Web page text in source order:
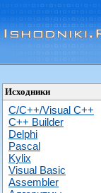
Исходники
C/C++/Visual C++
С++ Builder
Delphi
Pascal
Kylix
Visual Basic
Assembler